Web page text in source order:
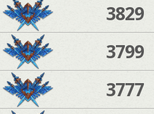
3829
3799
3777